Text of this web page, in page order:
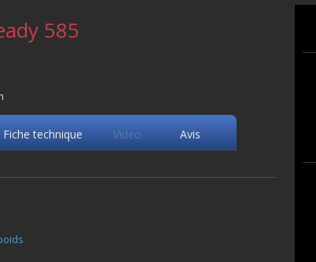
585
Fiche technique Video Avis